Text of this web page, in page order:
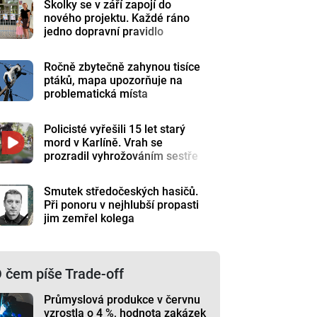
Školky se v září zapojí do
nového projektu. Každé ráno
jedno dopravní pravidlo
Ročně zbytečně zahynou tisíce
ptáků, mapa upozorňuje na
problematická místa
Policisté vyřešili 15 let starý
mord v Karlíně. Vrah se
prozradil vyhrožováním sestře
Smutek středočeských hasičů.
Při ponoru v nejhlubší propasti
jim zemřel kolega
čem píše Trade-off
Průmyslová produkce v červnu
vzrostla o 4 %, hodnota zakázek